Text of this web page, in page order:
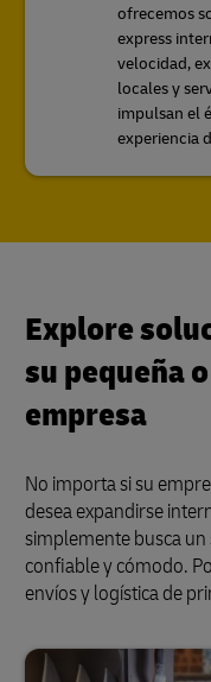
ofrecemos
express
velocidad,
locales y
impulsan el
experiencia
Explore
su pequeña
empresa
No importa si su
desea expandirse
simplemente busca un
confiable y cómodo.
envíos y logística de